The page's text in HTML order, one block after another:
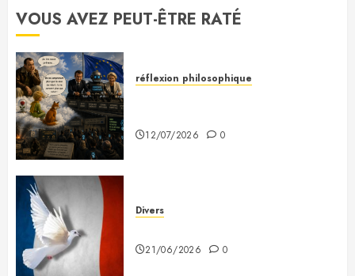
VOUS AVEZ PEUT-ÊTRE RATÉ
réflexion philosophique
12/07/2026 0
Divers
21/06/2026 0